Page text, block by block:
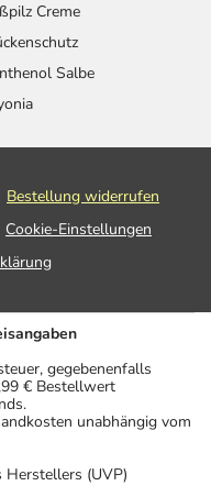
Creme
Salbe
Bestellung widerrufen
Cookie-Einstellungen
gegebenenfalls
€ Bestellwert
unabhängig vom
Herstellers (UVP)